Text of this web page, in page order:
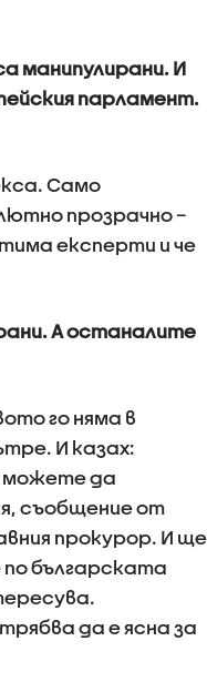
манипулирани. И
парламент.
Само
прозрачно –
експерти и че
А останалите
го няма в
И казах:
можете да
съобщение от
прокурор. И ще
по българската
да е ясна за